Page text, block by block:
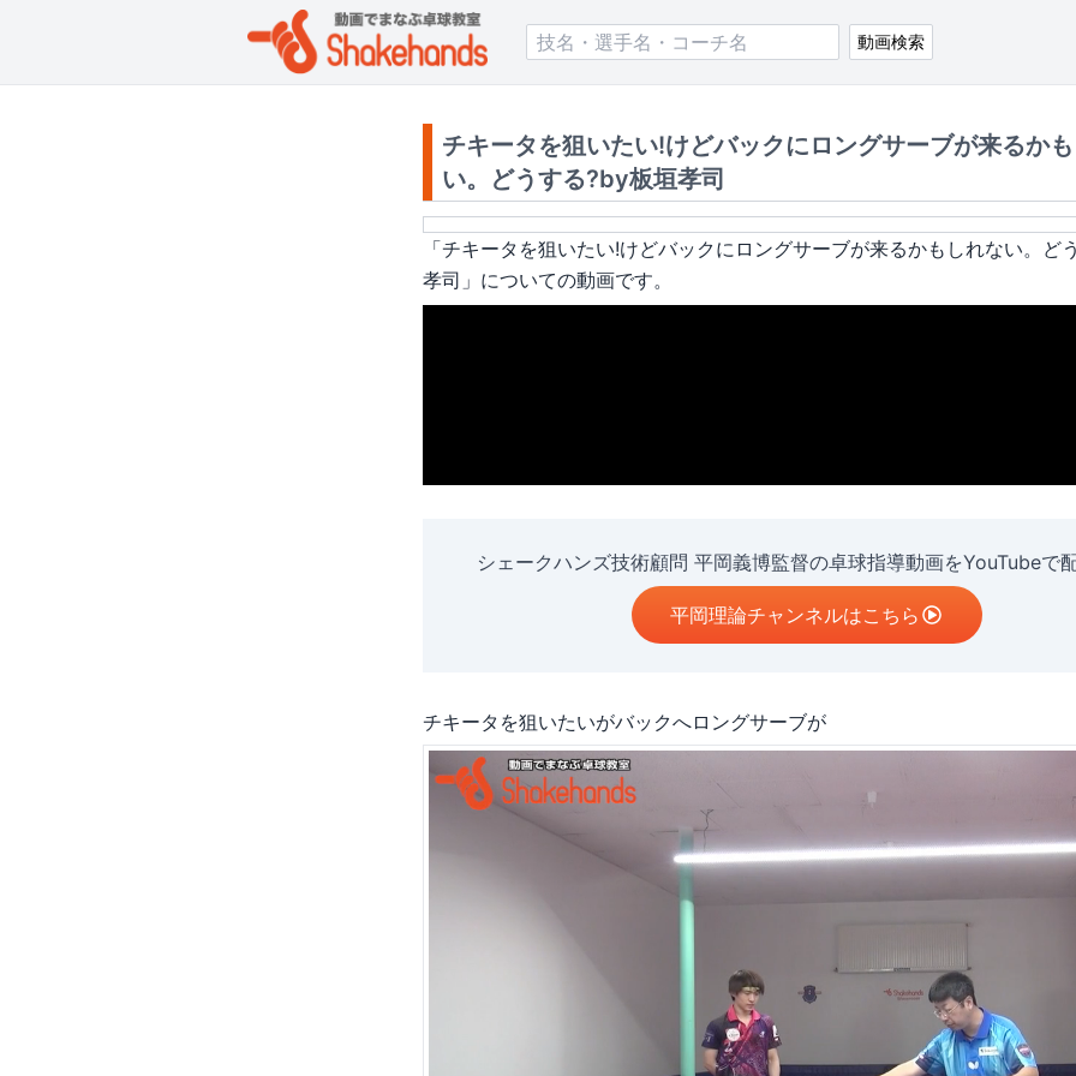
動画検索
チキータを狙いたい!けどバックにロングサーブが来るか
い。どうする?by板垣孝司
「チキータを狙いたい!けどバックにロングサーブが来るかもしれない。ど
孝司 」についての動画です。
シェークハンズ技術顧問 平岡義博監督の卓球指導動画をYouTubeで
平岡理論チャンネルはこちら
チキータを狙いたいがバックへロングサーブが